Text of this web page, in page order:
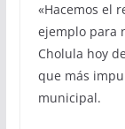
«Hacemos el
ejemplo para
Cholula hoy
que más
municipal.